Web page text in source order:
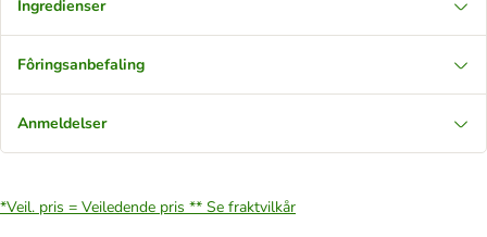
Ingredienser
Fôringsanbefaling
Anmeldelser
*Veil. pris = Veiledende pris ** Se fraktvilkår